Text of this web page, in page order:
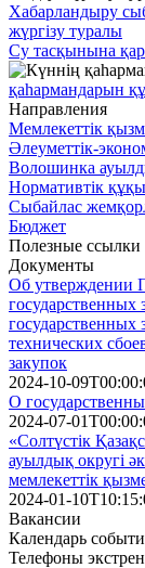
Хабарландыру
жүргізу туралы
Су тасқынына
қаһармандарын
Направления
Мемлекеттік
Әлеуметтік-
Волошинка
Нормативтік
Сыбайлас
Бюджет
Полезные ссылки
Документы
Об утверждении
государственных
государственных
технических
закупок
2024-10-
О
2024-07-
«Солтүстік
ауылдық округі
мемлекеттік
2024-01-
Вакансии
Календарь
Телефоны